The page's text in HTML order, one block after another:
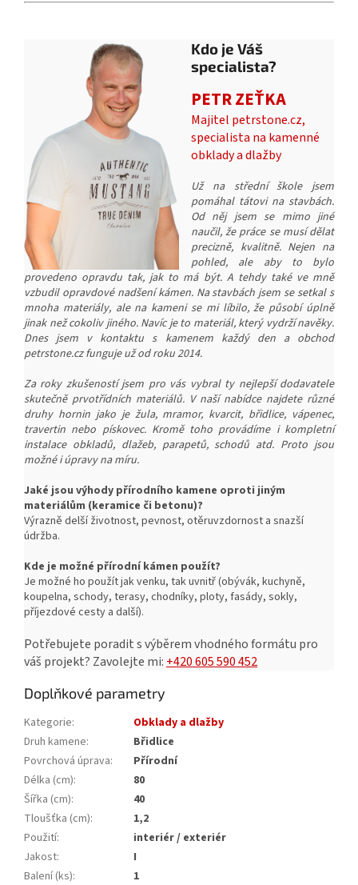
Kdo je Váš
specialista?
PETR ZEŤKA
Majitel petrstone.cz,
specialista na kamenné
obklady a dlažby
Už na střední škole jsem
pomáhal tátovi na stavbách.
Od něj jsem se mimo jiné
naučil, že práce se musí dělat
precizně, kvalitně. Nejen na
pohled, ale aby to bylo
provedeno opravdu tak, jak to má být. A tehdy také ve mně
vzbudil opravdové nadšení kámen. Na stavbách jsem se setkal s
mnoha materiály, ale na kameni se mi líbilo, že působí úplně
jinak než cokoliv jiného. Navíc je to materiál, který vydrží navěky.
Dnes jsem v kontaktu s kamenem každý den a obchod
petrstone.cz funguje už od roku 2014.
Za roky zkušeností jsem pro vás vybral ty nejlepší dodavatele
skutečně prvotřídních materiálů. V naší nabídce najdete různé
druhy hornin jako je žula, mramor, kvarcit, břidlice, vápenec,
travertin nebo pískovec. Kromě toho provádíme i kompletní
instalace obkladů, dlažeb, parapetů, schodů atd. Proto jsou
možné i úpravy na míru.
Jaké jsou výhody přírodního kamene oproti jiným
materiálům (keramice či betonu)?
Výrazně delší životnost, pevnost, otěruvzdornost a snazší
údržba.
Kde je možné přírodní kámen použít?
Je možné ho použít jak venku, tak uvnitř (obývák, kuchyně,
koupelna, schody, terasy, chodníky, ploty, fasády, sokly,
příjezdové cesty a další).
Potřebujete poradit s výběrem vhodného formátu pro
váš projekt? Zavolejte mi: +420 605 590 452
Doplňkové parametry
Kategorie:
Obklady a dlažby
Druh kamene:
Břidlice
Povrchová úprava:
Přírodní
Délka (cm):
80
Šířka (cm):
40
Tloušťka (cm):
1,2
Použití:
interiér / exteriér
Jakost:
I
Balení (ks):
1